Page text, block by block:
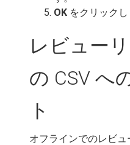
OK をクリックし
レビュー
の CSV へ
ト
オフラインでのレビ